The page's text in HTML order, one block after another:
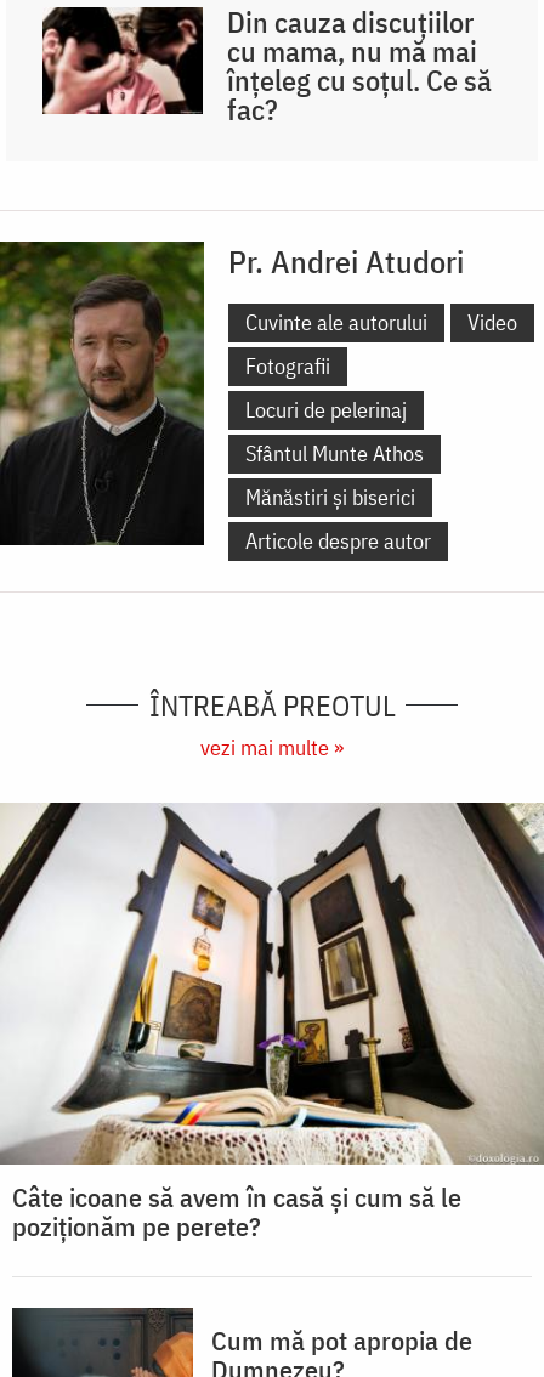
Din cauza discuțiilor
cu mama, nu mă mai
înțeleg cu soțul. Ce să
fac?
Pr. Andrei Atudori
Cuvinte ale autorului
Video
Fotografii
Locuri de pelerinaj
Sfântul Munte Athos
Mănăstiri și biserici
Articole despre autor
ÎNTREABĂ PREOTUL
vezi mai multe »
Câte icoane să avem în casă și cum să le
poziționăm pe perete?
Cum mă pot apropia de
Dumnezeu?